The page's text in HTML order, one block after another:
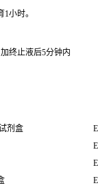
小时。
终止液后5分钟内
剂盒